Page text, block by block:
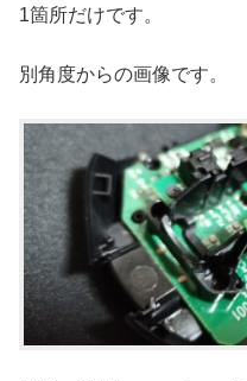
1箇所だけです。
別角度からの画像です。